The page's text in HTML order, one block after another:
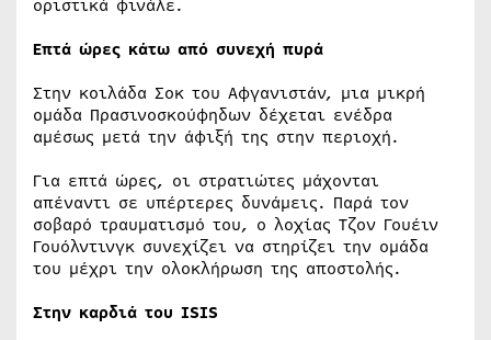
οριστικά φινάλε.
Επτά ώρες κάτω από συνεχή πυρά
Στην κοιλάδα Σοκ του Αφγανιστάν, μια μικρή
ομάδα Πρασινοσκούφηδων δέχεται ενέδρα
αμέσως μετά την άφιξή της στην περιοχή.
Για επτά ώρες, οι στρατιώτες μάχονται
απέναντι σε υπέρτερες δυνάμεις. Παρά τον
σοβαρό τραυματισμό του, ο λοχίας Τζον Γουέιν
Γουόλντινγκ συνεχίζει να στηρίζει την ομάδα
του μέχρι την ολοκλήρωση της αποστολής.
Στην καρδιά του ISIS